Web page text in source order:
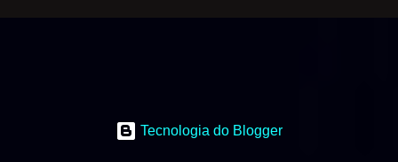
Tecnologia do Blogger